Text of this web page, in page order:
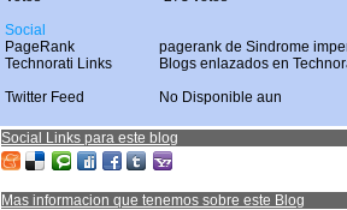
Social
PageRank
pagerank de Sindrome
Technorati Links
Blogs enlazados en
Twitter Feed
No Disponible aun
Social Links para este blog
Mas informacion que tenemos sobre este Blog